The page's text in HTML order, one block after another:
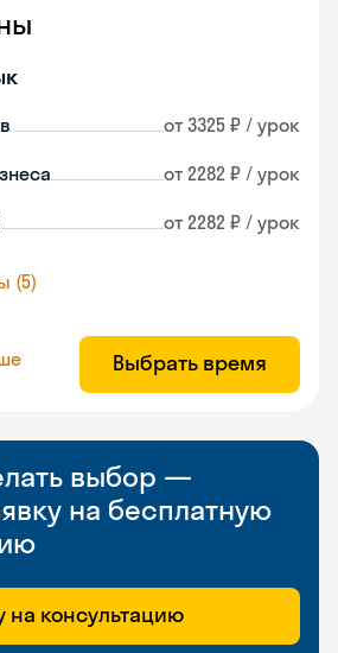
от 3325 ₽ / урок
от 2282 ₽ / урок
от 2282 ₽ / урок
(5)
Выбрать время
выбор —
на бесплатную
на консультацию